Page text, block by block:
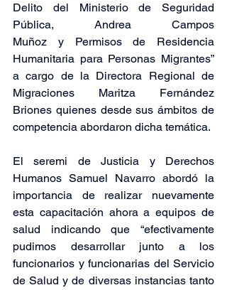
Delito del Ministerio de Seguridad
Pública, Andrea Campos
Muñoz y Permisos de Residencia
Humanitaria para Personas Migrantes”
a cargo de la Directora Regional de
Migraciones Maritza Fernández
Briones quienes desde sus ámbitos de
competencia abordaron dicha temática.
El seremi de Justicia y Derechos
Humanos Samuel Navarro abordó la
importancia de realizar nuevamente
esta capacitación ahora a equipos de
salud indicando que “efectivamente
pudimos desarrollar junto a los
funcionarios y funcionarias del Servicio
de Salud y de diversas instancias tanto